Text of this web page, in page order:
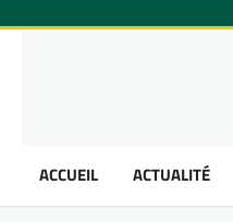
ACCUEIL ACTUALITÉ